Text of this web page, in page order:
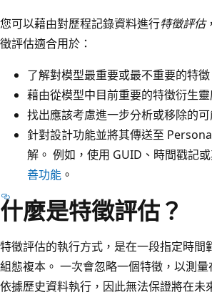
您可以藉由對歷程記錄資料進行特徵評估
徵評估適合用於：
了解對模型最重要或最不重要的特徵
藉由從模型中目前重要的特徵衍生
找出應該考慮進一步分析或移除的
針對設計功能並將其傳送至
解。 例如，使用 GUID、時間戳記
善功能 。
什麼是特徵評估？
特徵評估的執行方式，是在一段指定時
組態複本。 一次會忽略一個特徵，以測
依據歷史資料執行，因此無法保證將在